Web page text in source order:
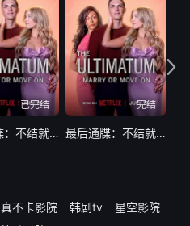
已完结
最后通牒：不结就分第四季
完结
最后通牒：不结就分 第四季
真不卡影院 韩剧tv
星空影院